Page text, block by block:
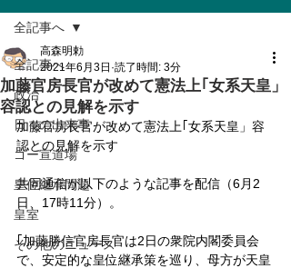
全記事へ
政治
日々の出来事
ゴー宣道場
皇位継承問題
皇室
その他のニュース
全記事へ
加藤官房長官が改めて憲法上｢女系天皇」
容認との見解を示す
高森明勅
2021年6月3日 読了時間: 3分
加藤官房長官が改めて憲法上｢女系天皇」容
認との見解を示す
共同通信が以下のような記事を配信（6月2
日、17時11分）。
｢加藤勝信官房長官は2日の衆院内閣委員会
で、安定的な皇位継承策を巡り、母方が天皇